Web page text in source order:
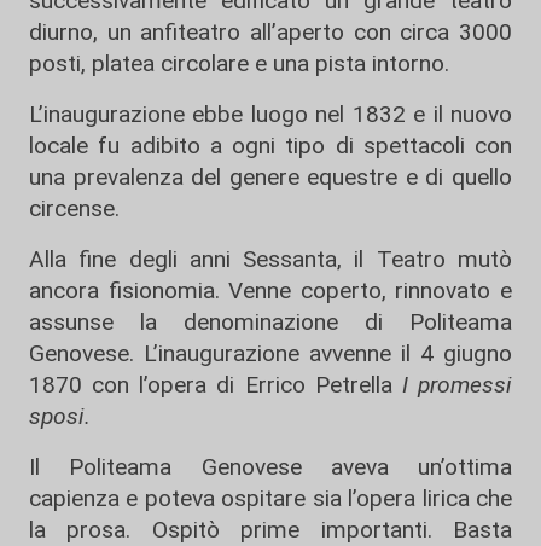
diurno, un anfiteatro all’aperto con circa 3000
posti, platea circolare e una pista intorno.
L’inaugurazione ebbe luogo nel 1832 e il nuovo
locale fu adibito a ogni tipo di spettacoli con
una prevalenza del genere equestre e di quello
circense.
Alla fine degli anni Sessanta, il Teatro mutò
ancora fisionomia. Venne coperto, rinnovato e
assunse la denominazione di Politeama
Genovese. L’inaugurazione avvenne il 4 giugno
1870 con l’opera di Errico Petrella I promessi
sposi.
Il Politeama Genovese aveva un’ottima
capienza e poteva ospitare sia l’opera lirica che
la prosa. Ospitò prime importanti. Basta